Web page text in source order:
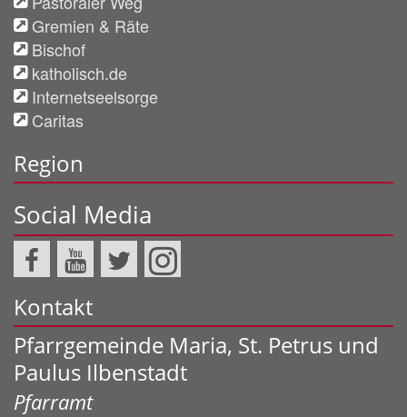
Gremien & Räte
Bischof
katholisch.de
Internetseelsorge
Caritas
Region
Social Media
Kontakt
Pfarrgemeinde Maria, St. Petrus und
Paulus Ilbenstadt
Pfarramt